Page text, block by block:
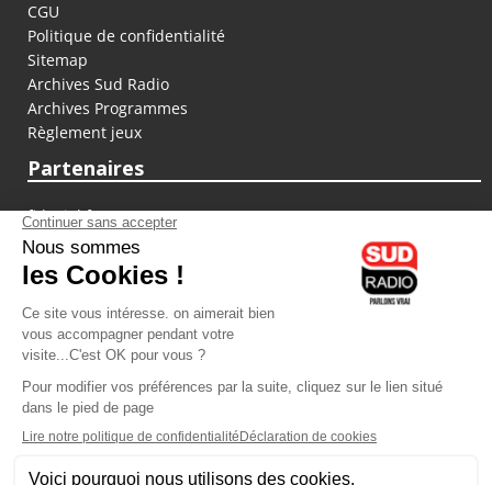
CGU
Politique de confidentialité
Sitemap
Archives Sud Radio
Archives Programmes
Règlement jeux
Partenaires
fiducial.fr
lyoncapitale.fr
olympique-et-lyonnais.com
L'application Iphone / Android
Téléchargez l'application
Les cookies
Gestion des cookies